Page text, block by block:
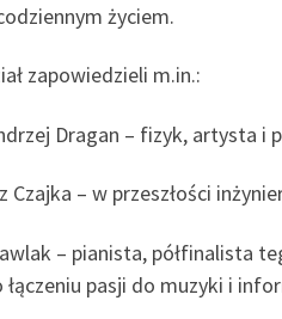
życiem.
zapowiedzieli m.in.:
Dragan – fizyk, artysta
Czajka – w przeszłości
– pianista, półfinalista
łączeniu pasji do muzyki i